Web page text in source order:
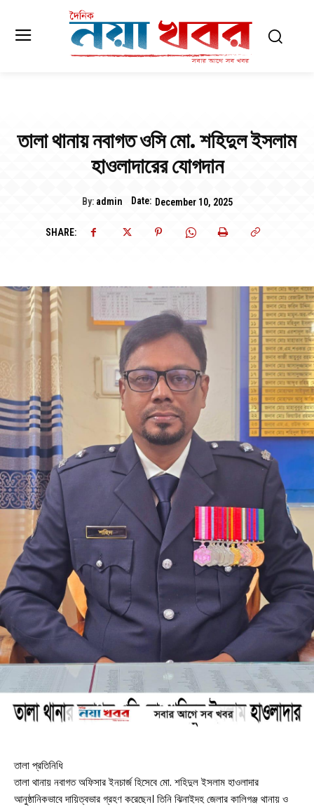
তালা থানায় নবাগত ওসি মো. শহিদুল ইসলাম
হাওলাদারের যোগদান
By: admin Date: December 10, 2025
SHARE:
তালা প্রতিনিধি
তালা থানায় নবাগত অফিসার ইনচার্জ হিসেবে মো. শহিদুল ইসলাম হাওলাদার
আনুষ্ঠানিকভাবে দায়িত্বভার গ্রহণ করেছেন। তিনি ঝিনাইদহ জেলার কালিগঞ্জ থানায় ও